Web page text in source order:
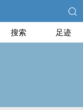
搜索 足迹